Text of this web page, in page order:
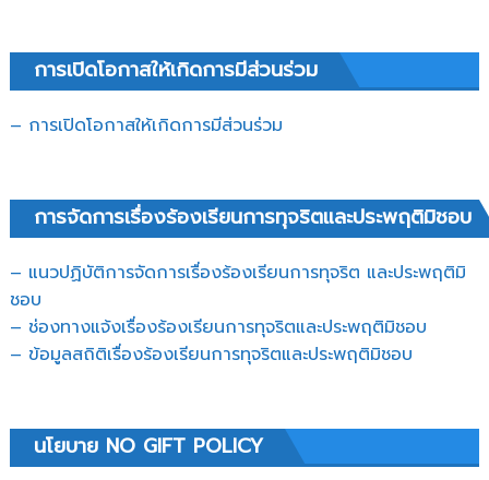
การเปิดโอกาสให้เกิดการมีส่วนร่วม
– การเปิดโอกาสให้เกิดการมีส่วนร่วม
การจัดการเรื่องร้องเรียนการทุจริตและประพฤติมิชอบ
– แนวปฏิบัติการจัดการเรื่องร้องเรียนการทุจริต และประพฤติมิ
ชอบ
– ช่องทางแจ้งเรื่องร้องเรียนการทุจริตและประพฤติมิชอบ
– ข้อมูลสถิติเรื่องร้องเรียนการทุจริตและประพฤติมิชอบ
นโยบาย NO GIFT POLICY